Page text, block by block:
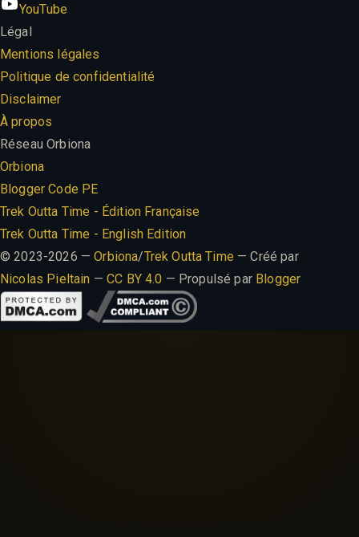
YouTube
Légal
Mentions légales
Politique de confidentialité
Disclaimer
À propos
Réseau Orbiona
Orbiona
Blogger Code PE
Trek Outta Time - Édition Française
Trek Outta Time - English Edition
© 2023-2026 —Orbiona/Trek Outta Time — Créé par
Nicolas Pieltain —CC BY 4.0 — Propulsé par Blogger